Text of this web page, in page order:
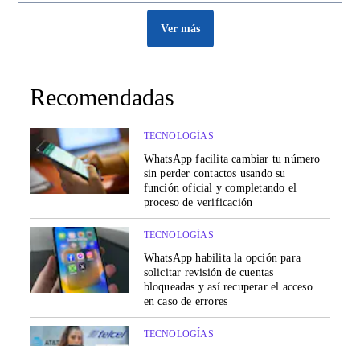
Ver más
Recomendadas
TECNOLOGÍAS
WhatsApp facilita cambiar tu número
sin perder contactos usando su
función oficial y completando el
proceso de verificación
TECNOLOGÍAS
WhatsApp habilita la opción para
solicitar revisión de cuentas
bloqueadas y así recuperar el acceso
en caso de errores
TECNOLOGÍAS